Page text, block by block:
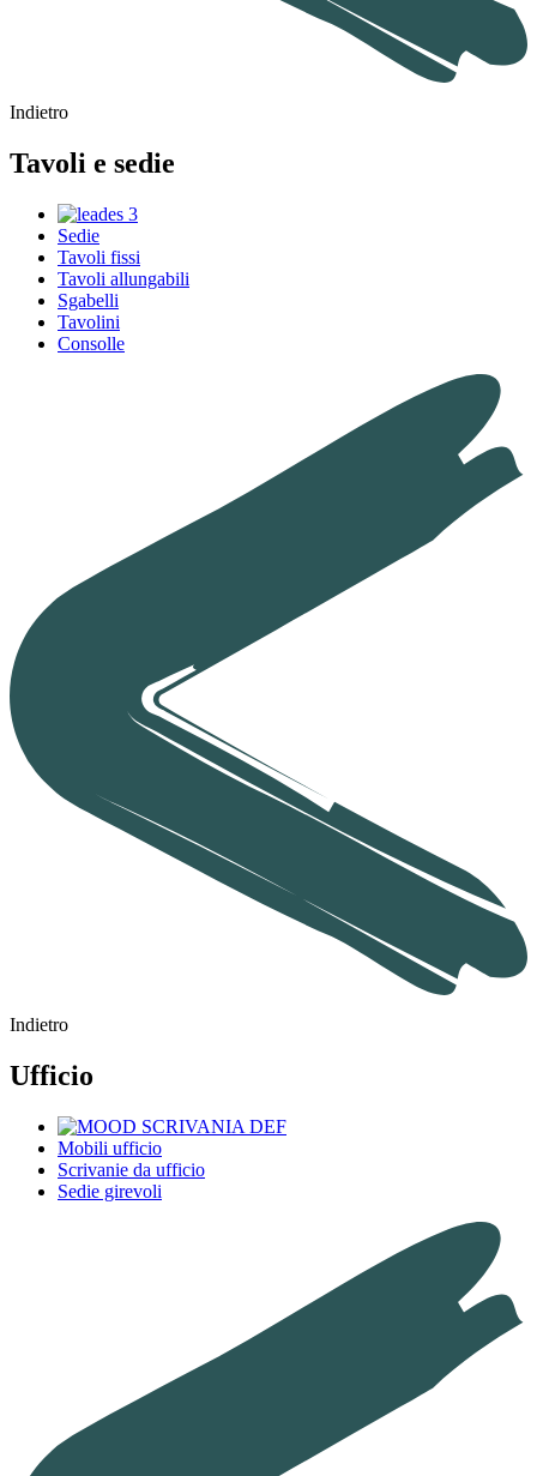
Indietro
Tavoli e sedie
Sedie
Tavoli fissi
Tavoli allungabili
Sgabelli
Tavolini
Consolle
Indietro
Ufficio
Mobili ufficio
Scrivanie da ufficio
Sedie girevoli